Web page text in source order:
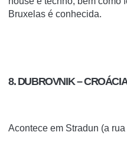
Bruxelas é conhecida.
8. DUBROVNIK –
Acontece em Stradun (a